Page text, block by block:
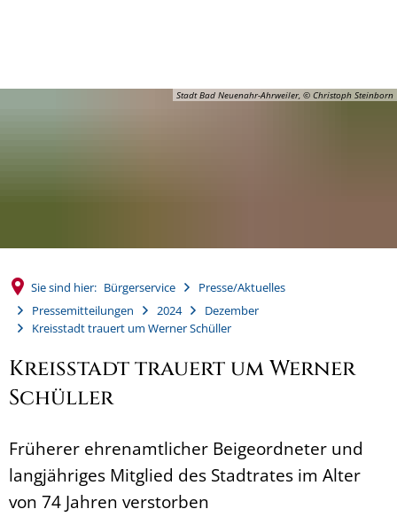
Stadt Bad Neuenahr-Ahrweiler, © Christoph Steinborn
Sie sind hier: Bürgerservice
Presse/Aktuelles
Pressemitteilungen
2024
Dezember
Kreisstadt trauert um Werner Schüller
Kreisstadt trauert um Werner
Schüller
Früherer ehrenamtlicher Beigeordneter und
langjähriges Mitglied des Stadtrates im Alter
von 74 Jahren verstorben